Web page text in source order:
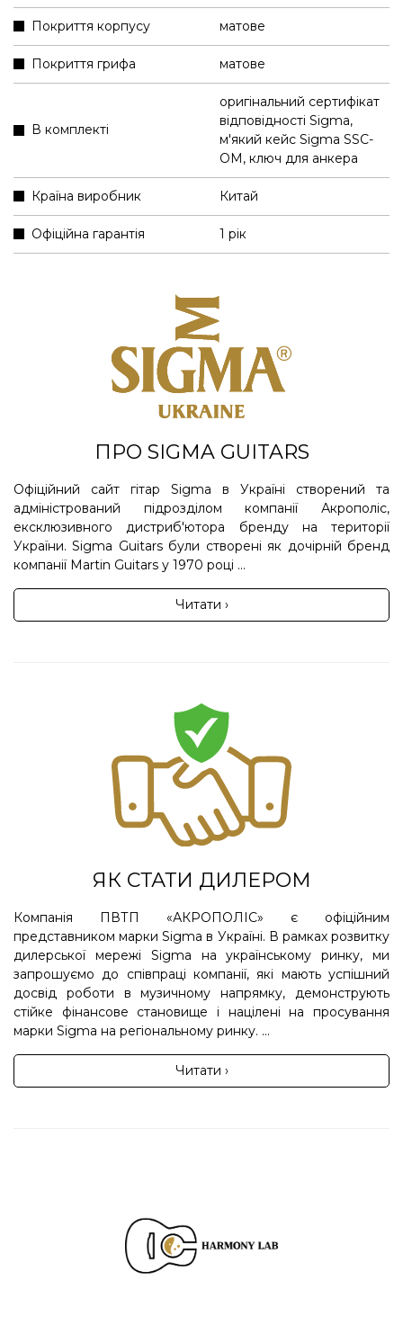
Покриття корпусу матове
Покриття грифа матове
В комплекті
оригінальний сертифікат
відповідності Sigma,
м'який кейс Sigma SSC-
OM, ключ для анкера
Країна виробник Китай
Офіційна гарантія 1 рік
ПРО SIGMA GUITARS
Офіційний сайт гітар Sigma в Україні створений та
адміністрований підрозділом компанії Акрополіс,
ексклюзивного дистриб'ютора бренду на території
України. Sigma Guitars були створені як дочірній бренд
компанії Martin Guitars у 1970 році ...
Читати ›
ЯК СТАТИ ДИЛЕРОМ
Компанія ПВТП «АКРОПОЛІС» є офіційним
представником марки Sigma в Україні. В рамках розвитку
дилерської мережі Sigma на українському ринку, ми
запрошуємо до співпраці компанії, які мають успішний
досвід роботи в музичному напрямку, демонструють
стійке фінансове становище і націлені на просування
марки Sigma на регіональному ринку. ...
Читати ›